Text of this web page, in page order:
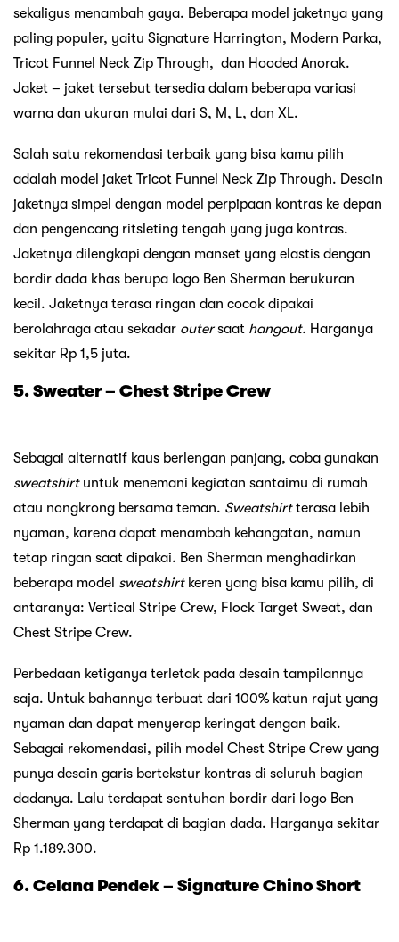
sekaligus menambah gaya. Beberapa model jaketnya yang
paling populer, yaitu Signature Harrington, Modern Parka,
Tricot Funnel Neck Zip Through, dan Hooded Anorak.
Jaket – jaket tersebut tersedia dalam beberapa variasi
warna dan ukuran mulai dari S, M, L, dan XL.
Salah satu rekomendasi terbaik yang bisa kamu pilih
adalah model jaket Tricot Funnel Neck Zip Through. Desain
jaketnya simpel dengan model perpipaan kontras ke depan
dan pengencang ritsleting tengah yang juga kontras.
Jaketnya dilengkapi dengan manset yang elastis dengan
bordir dada khas berupa logo Ben Sherman berukuran
kecil. Jaketnya terasa ringan dan cocok dipakai
berolahraga atau sekadar outersaat hangout. Harganya
sekitar Rp 1,5 juta.
5. Sweater – Chest Stripe Crew
Sebagai alternatif kaus berlengan panjang, coba gunakan
sweatshirt untuk menemani kegiatan santaimu di rumah
atau nongkrong bersama teman. Sweatshirtterasa lebih
nyaman, karena dapat menambah kehangatan, namun
tetap ringan saat dipakai. Ben Sherman menghadirkan
beberapa model sweatshirt keren yang bisa kamu pilih, di
antaranya: Vertical Stripe Crew, Flock Target Sweat, dan
Chest Stripe Crew.
Perbedaan ketiganya terletak pada desain tampilannya
saja. Untuk bahannya terbuat dari 100% katun rajut yang
nyaman dan dapat menyerap keringat dengan baik.
Sebagai rekomendasi, pilih model Chest Stripe Crew yang
punya desain garis bertekstur kontras di seluruh bagian
dadanya. Lalu terdapat sentuhan bordir dari logo Ben
Sherman yang terdapat di bagian dada. Harganya sekitar
Rp 1.189.300.
6. Celana Pendek – Signature Chino Short